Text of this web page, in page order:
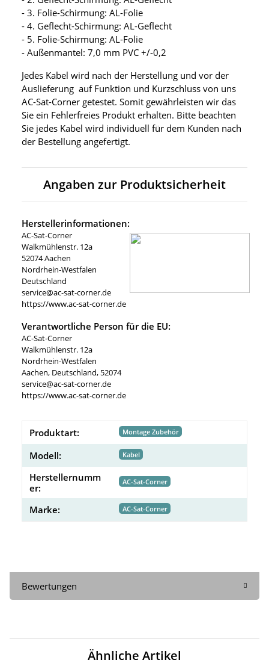
- 3. Folie-Schirmung: AL-Folie
- 4. Geflecht-Schirmung: AL-Geflecht
- 5. Folie-Schirmung: AL-Folie
- Außenmantel: 7,0 mm PVC +/-0,2
Jedes Kabel wird nach der Herstellung und vor der
Auslieferung auf Funktion und Kurzschluss von uns
AC-Sat-Corner getestet. Somit gewährleisten wir das
Sie ein Fehlerfreies Produkt erhalten. Bitte beachten
Sie jedes Kabel wird individuell für dem Kunden nach
der Bestellung angefertigt.
Angaben zur Produktsicherheit
Herstellerinformationen:
AC-Sat-Corner
Walkmühlenstr. 12a
52074 Aachen
Nordrhein-Westfalen
Deutschland
service@ac-sat-corner.de
https://www.ac-sat-corner.de
Verantwortliche Person für die EU:
AC-Sat-Corner
Walkmühlenstr. 12a
Nordrhein-Westfalen
Aachen, Deutschland, 52074
service@ac-sat-corner.de
https://www.ac-sat-corner.de
Produktart: Montage Zubehör
Modell: Kabel
Herstellernumm
er:
AC-Sat-Corner
Marke: AC-Sat-Corner
Bewertungen
Ähnliche Artikel